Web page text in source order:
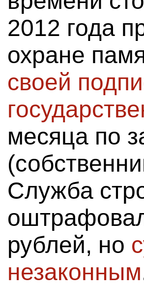
2012 года
охране
своей
месяца по
Служба
рублей, но
незаконным